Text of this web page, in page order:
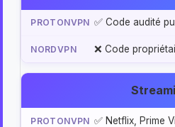
✅ Code audité
❌ Code
✅ Netflix, Prime